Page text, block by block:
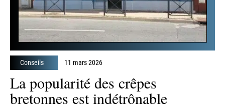
Conseils 11 mars 2026
La popularité des crêpes
bretonnes est indétrônable